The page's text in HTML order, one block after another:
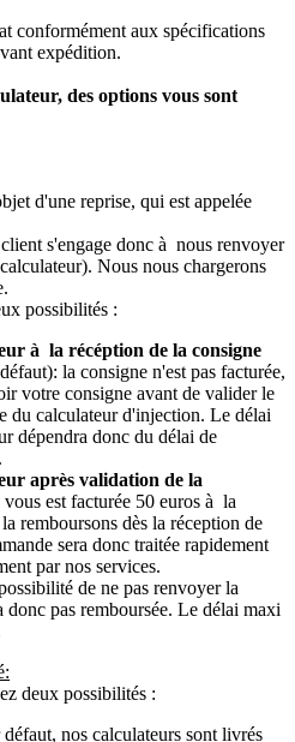
conformément aux spécifications
expédition.
des options vous sont
d'une reprise, qui est appelée
s'engage donc à nous renvoyer
Nous nous chargerons
possibilités :
à la récéption de la consigne
la consigne n'est pas facturée,
votre consigne avant de valider le
du calculateur d'injection. Le délai
dépendra donc du délai de
après validation de la
est facturée 50 euros à la
remboursons dès la réception de
sera donc traitée rapidement
par nos services.
de ne pas renvoyer la
donc pas remboursée. Le délai maxi
deux possibilités :
défaut, nos calculateurs sont livrés